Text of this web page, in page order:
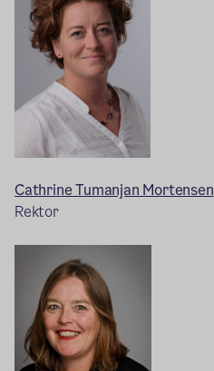
Cathrine Tumanjan Mortensen
Rektor